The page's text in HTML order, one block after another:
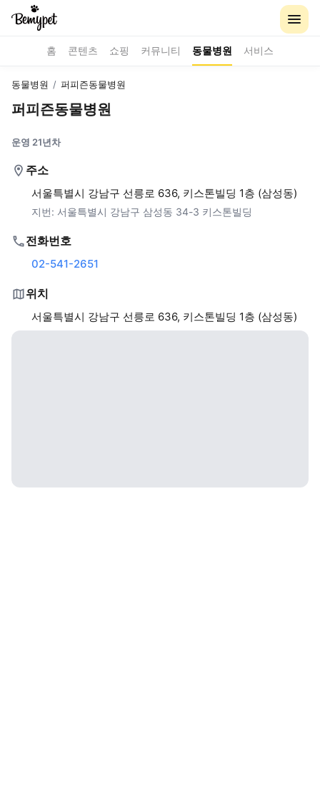
홈 콘텐츠 쇼핑 커뮤니티 동물병원 서비스
동물병원 / 퍼피즌동물병원
퍼피즌동물병원
운영 21년차
주소
서울특별시 강남구 선릉로 636, 키스톤빌딩 1층 (삼성동)
지번: 서울특별시 강남구 삼성동 34-3 키스톤빌딩
전화번호
02-541-2651
위치
서울특별시 강남구 선릉로 636, 키스톤빌딩 1층 (삼성동)